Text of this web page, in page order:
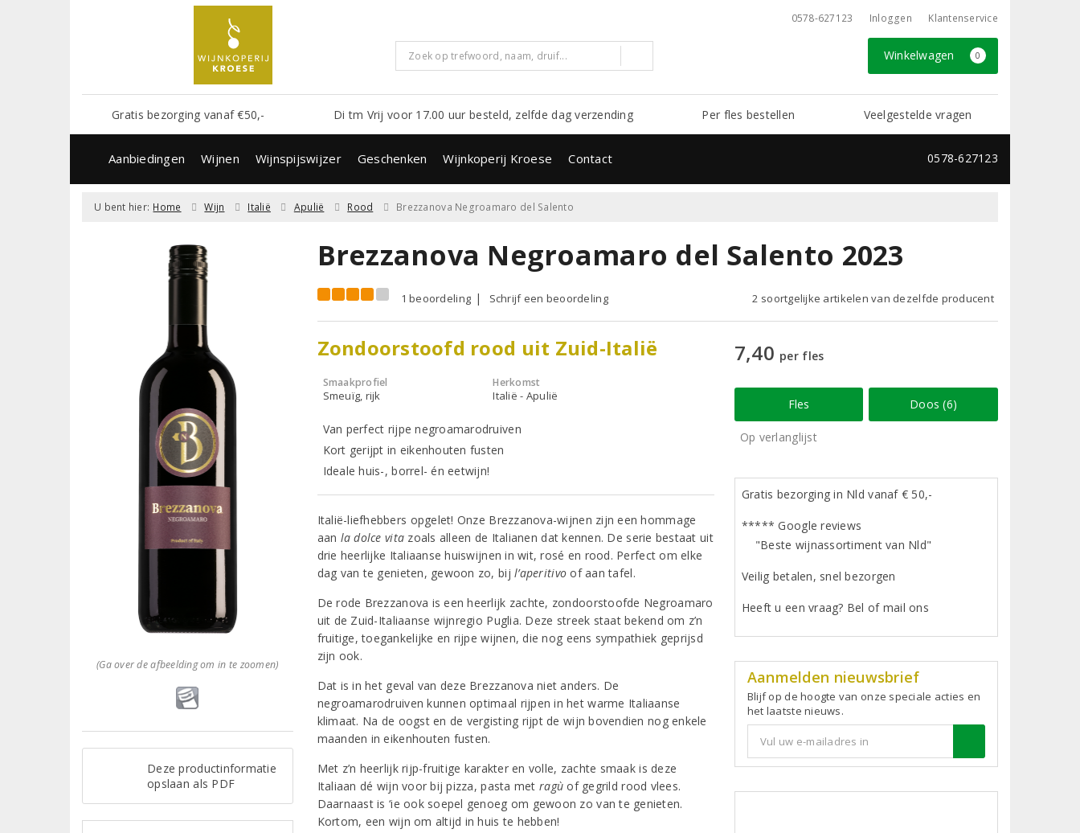
0578-627123 Inloggen Klantenservice
Winkelwagen 0
Gratis bezorging vanaf €50,- Di tm Vrij voor 17.00 uur besteld, zelfde dag verzending Per fles bestellen Veelgestelde vragen
Aanbiedingen Wijnen Wijnspijswijzer Geschenken Wijnkoperij Kroese Contact 0578-627123
U bent hier: Home Wijn Italië Apulië Rood Brezzanova Negroamaro del Salento
(Ga over de afbeelding om in te zoomen)
Deze productinformatie
opslaan als PDF
Brezzanova Negroamaro del Salento 2023
1 beoordeling Schrijf een beoordeling 2 soortgelijke artikelen van dezelfde producent
Zondoorstoofd rood uit Zuid-Italië
Smaakprofiel
Smeuïg, rijk
Herkomst
Italië - Apulië
Van perfect rijpe negroamarodruiven
Kort gerijpt in eikenhouten fusten
Ideale huis-, borrel- én eetwijn!
Italië-liefhebbers opgelet! Onze Brezzanova-wijnen zijn een hommage
aan la dolce vita zoals alleen de Italianen dat kennen. De serie bestaat uit
drie heerlijke Italiaanse huiswijnen in wit, rosé en rood. Perfect om elke
dag van te genieten, gewoon zo, bijl’aperitivo of aan tafel.
De rode Brezzanova is een heerlijk zachte, zondoorstoofde Negroamaro
uit de Zuid-Italiaanse wijnregio Puglia. Deze streek staat bekend om z’n
fruitige, toegankelijke en rijpe wijnen, die nog eens sympathiek geprijsd
zijn ook.
Dat is in het geval van deze Brezzanova niet anders. De
negroamarodruiven kunnen optimaal rijpen in het warme Italiaanse
klimaat. Na de oogst en de vergisting rijpt de wijn bovendien nog enkele
maanden in eikenhouten fusten.
Met z’n heerlijk rijp-fruitige karakter en volle, zachte smaak is deze
Italiaan dé wijn voor bij pizza, pasta met ragù of gegrild rood vlees.
Daarnaast is ‘ie ook soepel genoeg om gewoon zo van te genieten.
Kortom, een wijn om altijd in huis te hebben!
7,40 per fles
Fles Doos (6)
Op verlanglijst
Gratis bezorging in Nld vanaf € 50,-
***** Google reviews
"Beste wijnassortiment van Nld"
Veilig betalen, snel bezorgen
Heeft u een vraag? Bel of mail ons
Aanmelden nieuwsbrief
Blijf op de hoogte van onze speciale acties en
het laatste nieuws.